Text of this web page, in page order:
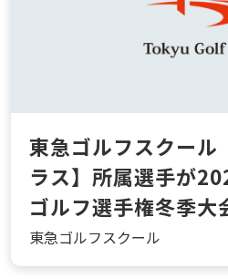
東急ゴルフスクール
ラス】所属選手が
ゴルフ選手権冬季大
東急ゴルフスクール